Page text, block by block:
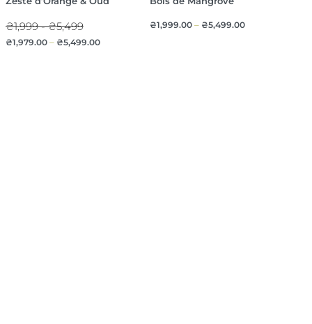
₴1,999 - ₴5,499
₴1,979.00– ₴5,499.00
₴1,999.00 – ₴5,499.00